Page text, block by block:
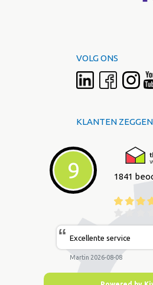
VOLG ONS
KLANTEN
9 1841
“ Excellente service
Martin 2026-08-08